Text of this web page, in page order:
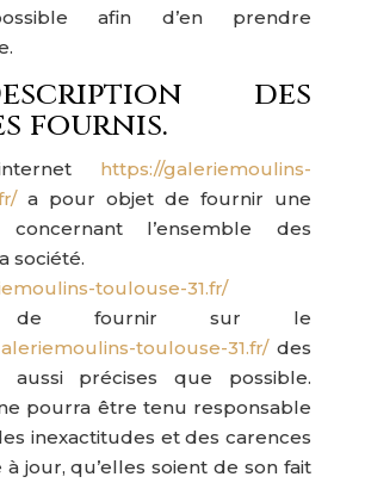
afin d’en prendre
des
fournis.
https://galeriemoulins-
a pour objet de fournir une
concernant l’ensemble des
société.
toulouse-31.fr/
de fournir sur le
toulouse-31.fr/des
aussi précises que possible.
pourra être tenu responsable
inexactitudes et des carences
à jour, qu’elles soient de son fait